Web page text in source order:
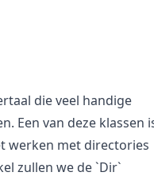
die veel handige
Een van deze klassen
werken met directories
zullen we de `Dir`